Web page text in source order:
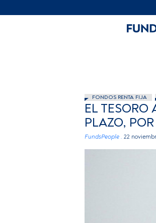
FONDOS RENTA FIJA
EL
PLAZO,
FundsPeople . 22